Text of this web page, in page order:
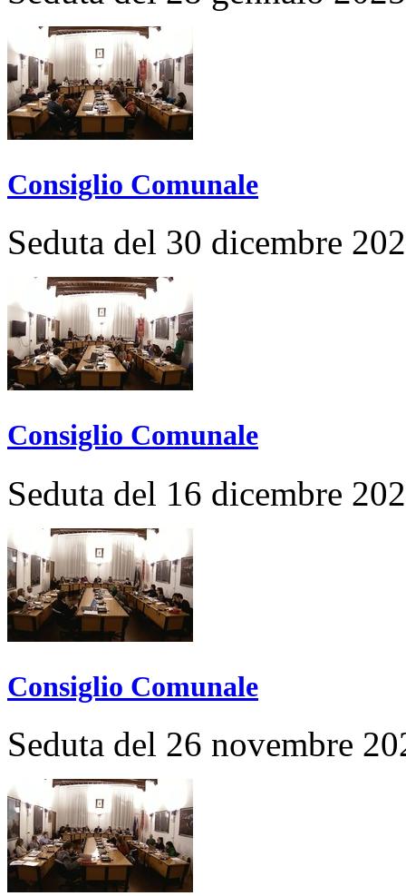
Consiglio Comunale
Seduta del 30 dicembre
Consiglio Comunale
Seduta del 16 dicembre
Consiglio Comunale
Seduta del 26 novembre